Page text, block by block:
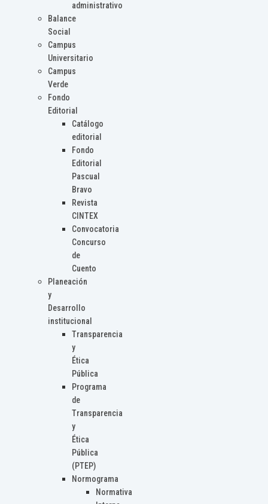
administrativo
Balance
Social
Campus
Universitario
Campus
Verde
Fondo
Editorial
Catálogo
editorial
Fondo
Editorial
Pascual
Bravo
Revista
CINTEX
Convocatoria
Concurso
de
Cuento
Planeación
y
Desarrollo
institucional
Transparencia
y
Ética
Pública
Programa
de
Transparencia
y
Ética
Pública
(PTEP)
Normograma
Normativa